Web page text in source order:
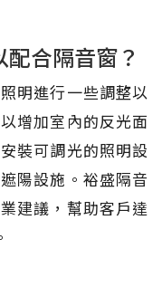
合隔音窗？
明進行一些調整以
增加室內的反光面
裝可調光的照明設
陽設施。裕盛隔音
建議，幫助客戶達